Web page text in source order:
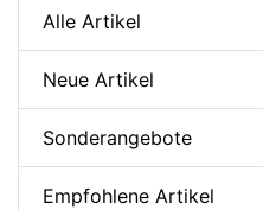
Alle Artikel
Neue Artikel
Sonderangebote
Empfohlene Artikel